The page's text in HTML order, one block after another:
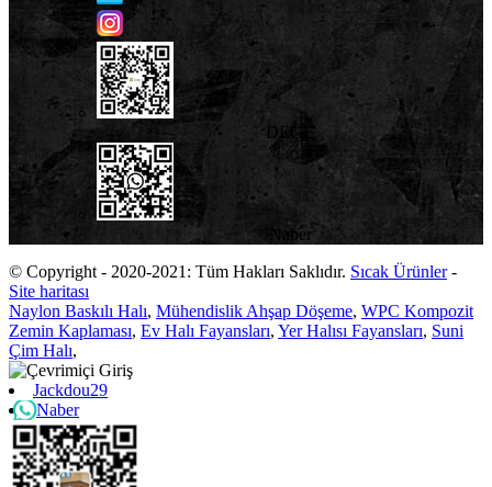
DEGE
Naber
© Copyright - 2020-2021: Tüm Hakları Saklıdır. Sıcak Ürünler-
Site haritası
Naylon Baskılı Halı, Mühendislik Ahşap Döşeme, WPC Kompozit
Zemin Kaplaması, Ev Halı Fayansları, Yer Halısı Fayansları, Suni
Çim Halı,
Jackdou29
Naber